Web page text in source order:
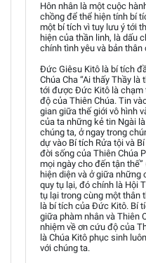
Hôn nhân là một cuộc
chồng để thể hiện tính bí
một bí tích vì tuy lưu ý tới
hiện của thần linh, là dấu
chính tình yêu và bản thân
Đức Giêsu Kitô là bí tích
Chúa Cha “Ai thấy Thầy là
tới được Đức Kitô là chạm
độ của Thiên Chúa. Tin
gian giữa thế giới vô hình
của ta những kẻ tin Ngài
chúng ta, ở ngay trong
dự vào Bí tích Rửa tội và
đời sống của Thiên Chúa
mọi ngày cho đến tận
hiện diện và ở giữa những
quy tụ lại, đó chính là Hội
tụ lại trong cùng một thân
là bí tích của Đức Kitô. Bí
giữa phàm nhân và Thiên
nhiệm về ơn cứu độ của
là Chúa Kitô phục sinh
với chúng ta.